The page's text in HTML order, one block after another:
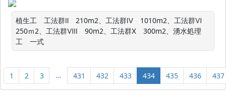
植生工　工法群Ⅱ　210m2、工法群Ⅳ　1010m2、工法群Ⅵ
250ｍ2、工法群Ⅷ　90m2、工法群Ⅹ　300m2、湧水処理
工　一式
1 2 3 … 431 432 433 434 435 436 437